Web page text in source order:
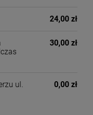
24,00 zł
30,00 zł
ul.
0,00 zł